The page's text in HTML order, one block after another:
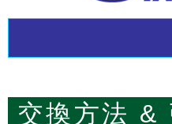
交換方法 &